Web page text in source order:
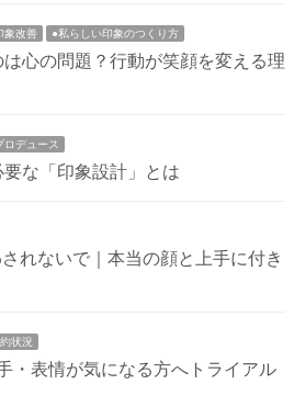
象改善 ●私らしい印象のつくり方
心の問題？行動が笑顔を変える理
ロデュース
な「印象設計」とは
れないで｜本当の顔と上手に付き
状況
・表情が気になる方へトライアル